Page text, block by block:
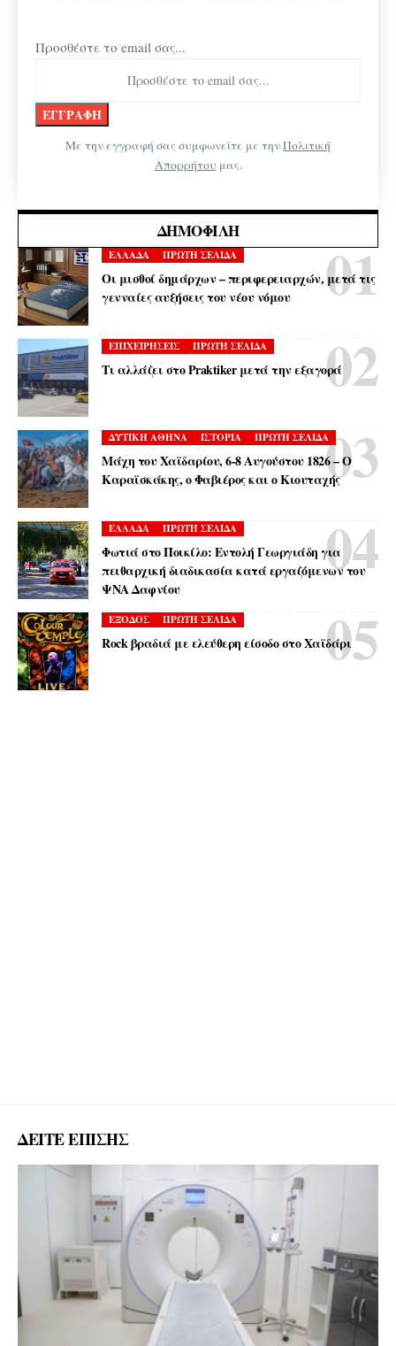
Προσθέστε το email σας...
Με την εγγραφή σας συμφωνείτε με τηνΠολιτική
Απορρήτου μας.
ΔΗΜΟΦΙΛΉ
ΕΛΛΑΔΑ ΠΡΩΤΗ ΣΕΛΙΔΑ
Οι μισθοί δημάρχων – περιφερειαρχών, μετά τις
γενναίες αυξήσεις του νέου νόμου
ΕΠΙΧΕΙΡΗΣΕΙΣ ΠΡΩΤΗ ΣΕΛΙΔΑ
Τι αλλάζει στο Praktiker μετά την εξαγορά
ΔΥΤΙΚΗ ΑΘΗΝΑ ΙΣΤΟΡΙΑ ΠΡΩΤΗ ΣΕΛΙΔΑ
Μάχη του Χαϊδαρίου, 6-8 Αυγούστου 1826 – Ο
Καραϊσκάκης, ο Φαβιέρος και ο Κιουταχής
ΕΛΛΑΔΑ ΠΡΩΤΗ ΣΕΛΙΔΑ
Φωτιά στο Ποικίλο: Εντολή Γεωργιάδη για
πειθαρχική διαδικασία κατά εργαζόμενων του
ΨΝΑ Δαφνίου
ΕΞΟΔΟΣ ΠΡΩΤΗ ΣΕΛΙΔΑ
Rock βραδιά με ελεύθερη είσοδο στο Χαϊδάρι
ΔΕΙΤΕ ΕΠΙΣΗΣ